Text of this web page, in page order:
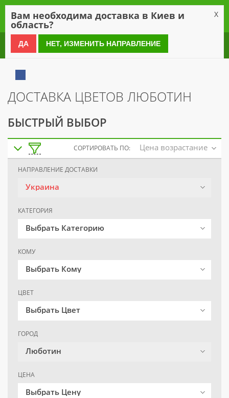
0 800 21 54 55
ДОСТАВКА ЦВЕТОВ ЛЮБОТИН
БЫСТРЫЙ ВЫБОР
СОРТИРОВАТЬ ПО: Цена возрастание
НАПРАВЛЕНИЕ ДОСТАВКИ
Украина
КАТЕГОРИЯ
Выбрать Категорию
КОМУ
Выбрать Кому
ЦВЕТ
Выбрать Цвет
ГОРОД
Люботин
ЦЕНА
Выбрать Цену
Вам необходима доставка в Киев и
область?
X
ДА НЕТ, ИЗМЕНИТЬ НАПРАВЛЕНИЕ